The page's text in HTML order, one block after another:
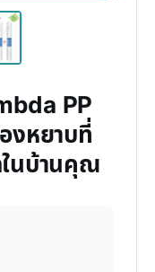
PP
งหยาบที่
ในบ้านคุณ